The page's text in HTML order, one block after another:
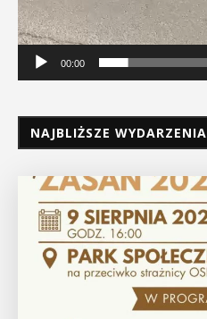
00:00
NAJBLIŻSZE WYDARZENIA